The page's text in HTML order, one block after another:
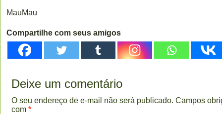
MauMau
Compartilhe com seus amigos
Deixe um comentário
O seu endereço de e-mail não será publicado. Campos
com *